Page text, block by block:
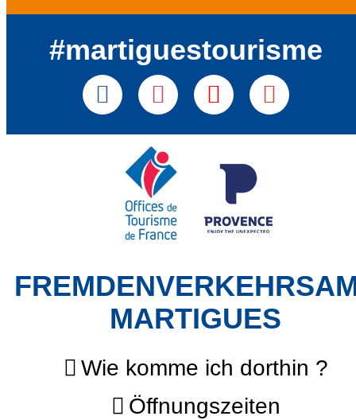
#martiguestourisme
MARTIGUES
Wie komme ich dorthin ?
Öffnungszeiten